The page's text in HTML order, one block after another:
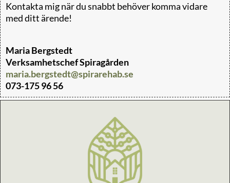
Kontakta mig när du snabbt behöver komma vidare
med ditt ärende!
Maria Bergstedt
Verksamhetschef Spiragården
maria.bergstedt@spirarehab.se
073-175 96 56